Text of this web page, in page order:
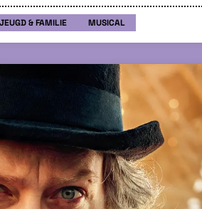
JEUGD & FAMILIE MUSICAL